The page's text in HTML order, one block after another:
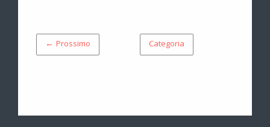
← Prossimo Categoria